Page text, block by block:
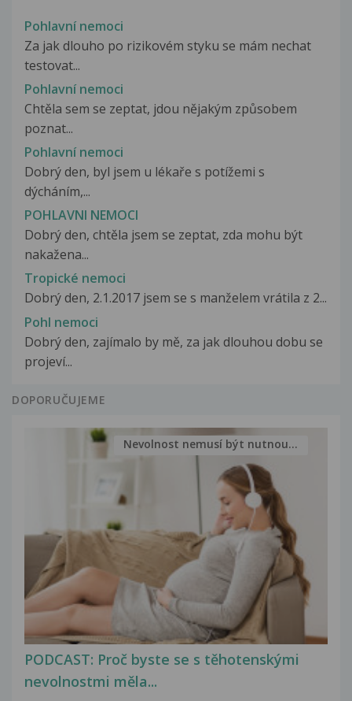
Pohlavní nemoci
Za jak dlouho po rizikovém styku se mám nechat
testovat...
Pohlavní nemoci
Chtěla sem se zeptat, jdou nějakým způsobem
poznat...
Pohlavní nemoci
Dobrý den, byl jsem u lékaře s potížemi s
dýcháním,...
POHLAVNI NEMOCI
Dobrý den, chtěla jsem se zeptat, zda mohu být
nakažena...
Tropické nemoci
Dobrý den, 2.1.2017 jsem se s manželem vrátila z 2...
Pohl nemoci
Dobrý den, zajímalo by mě, za jak dlouhou dobu se
projeví...
DOPORUČUJEME
PODCAST: Proč byste se s těhotenskými
nevolnostmi měla...
Nevolnost nemusí být nutnou...